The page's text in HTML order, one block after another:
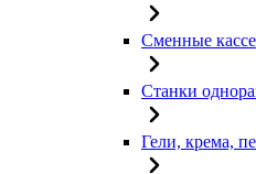
Сменные
Станки
Гели, крема,